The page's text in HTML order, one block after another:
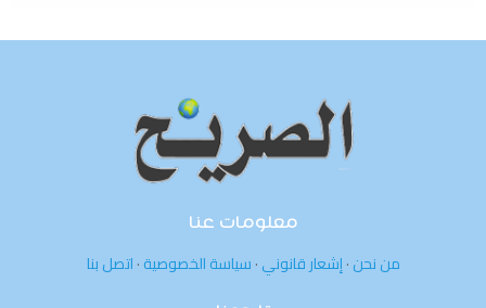
معلومات عنا
من نحن·إشعار قانوني·سياسة الخصوصية·اتصل بنا